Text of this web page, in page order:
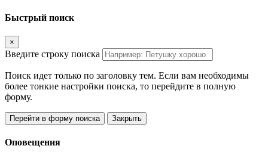
Быстрый поиск
×
Введите строку поиска
Поиск идет только по заголовку тем. Если вам необходимы
более тонкие настройки поиска, то перейдите в полную
форму.
Перейти в форму поиска Закрыть
Оповещения